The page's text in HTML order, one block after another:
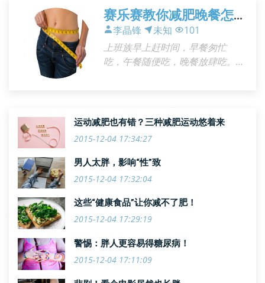
揭秘导致肥胖的五大坏习惯，赶
赛乐赛教你减肥晚餐怎
么吃
李晶锋 未知
101
上班族早上赶时间，早餐匆忙
吃，午餐随便吃，晚餐放肆吃。
时间比较充裕的晚上吃得健康，
运动减肥也有错？三种减肥运动悠着来
2015-12-04 17:34:27
男人太胖，影响“性”致
2015-12-04 17:32:04
这些“健康食品”让你减不了肥！
2015-12-04 17:29:19
警惕：胖人更容易得糖尿病！
2015-12-04 17:11:09